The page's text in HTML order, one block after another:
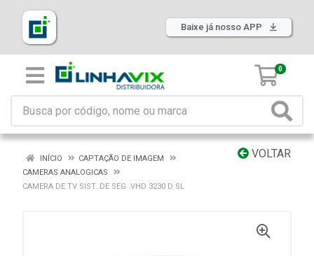
Baixe já nosso APP
0
VOLTAR
INÍCIO
CAPTAÇÃO DE IMAGEM
CAMERAS ANALOGICAS
CAMERA DE TV SIST. DE SEG .VHD 3230 D SL